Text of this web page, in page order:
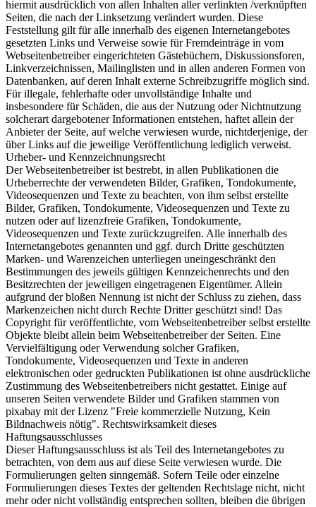
hiermit ausdrücklich von allen Inhalten aller verlinkten /verknüpften
Seiten, die nach der Linksetzung verändert wurden. Diese
Feststellung gilt für alle innerhalb des eigenen Internetangebotes
gesetzten Links und Verweise sowie für Fremdeinträge in vom
Webseitenbetreiber eingerichteten Gästebüchern, Diskussionsforen,
Linkverzeichnissen, Mailinglisten und in allen anderen Formen von
Datenbanken, auf deren Inhalt externe Schreibzugriffe möglich sind.
Für illegale, fehlerhafte oder unvollständige Inhalte und
insbesondere für Schäden, die aus der Nutzung oder Nichtnutzung
solcherart dargebotener Informationen entstehen, haftet allein der
Anbieter der Seite, auf welche verwiesen wurde, nichtderjenige, der
über Links auf die jeweilige Veröffentlichung lediglich verweist.
Urheber- und Kennzeichnungsrecht
Der Webseitenbetreiber ist bestrebt, in allen Publikationen die
Urheberrechte der verwendeten Bilder, Grafiken, Tondokumente,
Videosequenzen und Texte zu beachten, von ihm selbst erstellte
Bilder, Grafiken, Tondokumente, Videosequenzen und Texte zu
nutzen oder auf lizenzfreie Grafiken, Tondokumente,
Videosequenzen und Texte zurückzugreifen. Alle innerhalb des
Internetangebotes genannten und ggf. durch Dritte geschützten
Marken- und Warenzeichen unterliegen uneingeschränkt den
Bestimmungen des jeweils gültigen Kennzeichenrechts und den
Besitzrechten der jeweiligen eingetragenen Eigentümer. Allein
aufgrund der bloßen Nennung ist nicht der Schluss zu ziehen, dass
Markenzeichen nicht durch Rechte Dritter geschützt sind! Das
Copyright für veröffentlichte, vom Webseitenbetreiber selbst erstellte
Objekte bleibt allein beim Webseitenbetreiber der Seiten. Eine
Vervielfältigung oder Verwendung solcher Grafiken,
Tondokumente, Videosequenzen und Texte in anderen
elektronischen oder gedruckten Publikationen ist ohne ausdrückliche
Zustimmung des Webseitenbetreibers nicht gestattet. Einige auf
unseren Seiten verwendete Bilder und Grafiken stammen von
pixabay mit der Lizenz "Freie kommerzielle Nutzung, Kein
Bildnachweis nötig". Rechtswirksamkeit dieses
Haftungsausschlusses
Dieser Haftungsausschluss ist als Teil des Internetangebotes zu
betrachten, von dem aus auf diese Seite verwiesen wurde. Die
Formulierungen gelten sinngemäß. Sofern Teile oder einzelne
Formulierungen dieses Textes der geltenden Rechtslage nicht, nicht
mehr oder nicht vollständig entsprechen sollten, bleiben die übrigen